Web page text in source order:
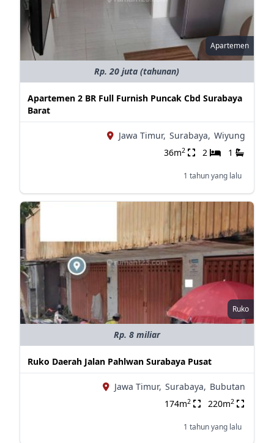
Apartemen
Rp. 20 juta (tahunan)
Apartemen 2 BR Full Furnish Puncak Cbd Surabaya
Barat
Jawa Timur, Surabaya, Wiyung
36m2 2 1
1 tahun yang lalu
Ruko
Rp. 8 miliar
Ruko Daerah Jalan Pahlwan Surabaya Pusat
Jawa Timur, Surabaya, Bubutan
174m2 220m2
1 tahun yang lalu